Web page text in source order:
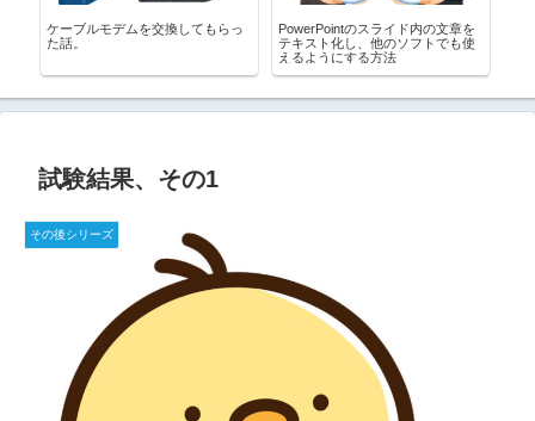
ケーブルモデムを交換してもらっ
た話。
PowerPointのスライド内の文章を
テキスト化し、他のソフトでも使
えるようにする方法
試験結果、その1
その後シリーズ